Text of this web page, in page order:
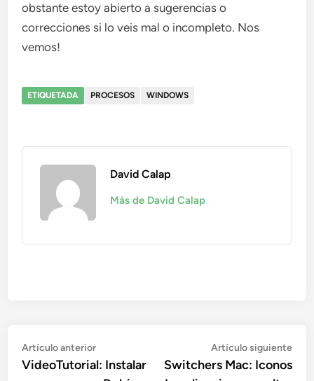
obstante estoy abierto a sugerencias o
correcciones si lo veis mal o incompleto. Nos
vemos!
ETIQUETADA PROCESOS WINDOWS
David Calap
Más de David Calap
Navegación
de
Artículo anteriorArtículo
anterior:
VideoTutorial: Instalar
Artículo siguiente
Switchers Mac: Iconos